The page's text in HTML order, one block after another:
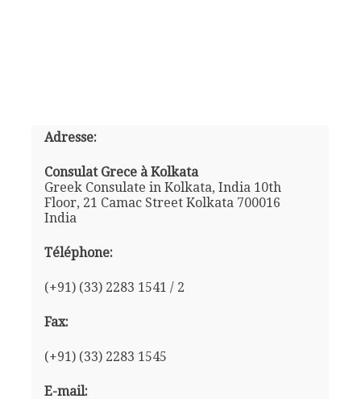
Adresse:
Consulat Grece à Kolkata
Greek Consulate in Kolkata, India 10th
Floor, 21 Camac Street Kolkata 700016
India
Téléphone:
(+91) (33) 2283 1541 / 2
Fax:
(+91) (33) 2283 1545
E-mail: